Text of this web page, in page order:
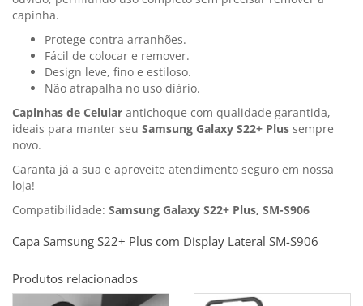
capinha.
Protege contra arranhões.
Fácil de colocar e remover.
Design leve, fino e estiloso.
Não atrapalha no uso diário.
Capinhas de Celular antichoque com qualidade garantida,
ideais para manter seu Samsung Galaxy S22+ Plus sempre
novo.
Garanta já a sua e aproveite atendimento seguro em nossa
loja!
Compatibilidade: Samsung Galaxy S22+ Plus, SM-S906
Capa Samsung S22+ Plus com Display Lateral SM-S906
Produtos relacionados